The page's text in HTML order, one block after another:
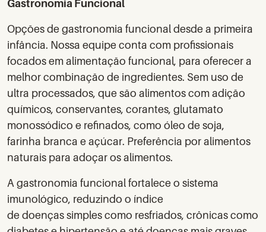
Gastronomia Funcional
Opções de gastronomia funcional desde a primeira
infância. ​ Nossa equipe conta com profissionais
focados em alimentação funcional, para oferecer a
melhor combinação de ingredientes. ​Sem uso de
ultra processados, que são alimentos com adição
químicos, conservantes, corantes, glutamato
monossódico e refinados, como óleo de soja,
farinha branca e açúcar. Preferência por alimentos
naturais para adoçar os alimentos.
A gastronomia funcional fortalece o sistema
imunológico, reduzindo o índice
de doenças simples como resfriados, crônicas como